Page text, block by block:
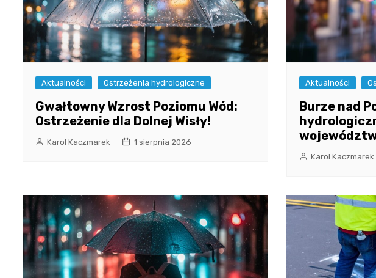
Aktualności Ostrzeżenia hydrologiczne
Gwałtowny Wzrost Poziomu Wód:
Ostrzeżenie dla Dolnej Wisły!
Karol Kaczmarek 1 sierpnia 2026
Aktualności
Burze nad
Karol Kaczmarek